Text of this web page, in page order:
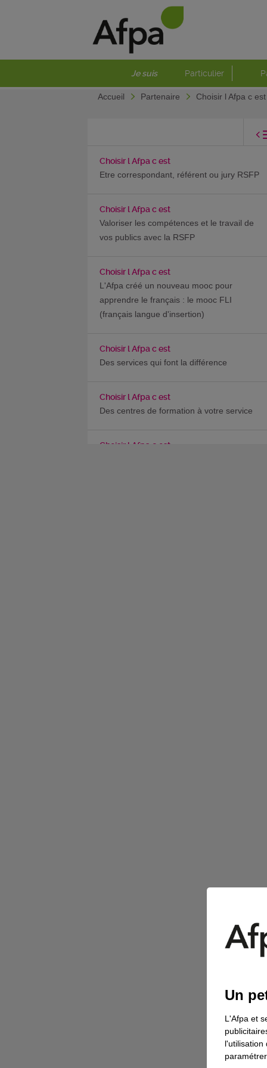
Je suis Particulier
Accueil Partenaire Choisir l Afpa c est
Choisir l Afpa c est
Etre correspondant, référent ou jury RSFP
Choisir l Afpa c est
Valoriser les compétences et le travail de
vos publics avec la RSFP
Choisir l Afpa c est
L'Afpa créé un nouveau mooc pour
apprendre le français : le mooc FLI
(français langue d'insertion)
Choisir l Afpa c est
Des services qui font la différence
Choisir l Afpa c est
Des centres de formation à votre service
Choisir l Afpa c est
Un
L'Afpa et
l'utilisation